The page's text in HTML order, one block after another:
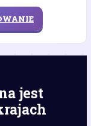
jest